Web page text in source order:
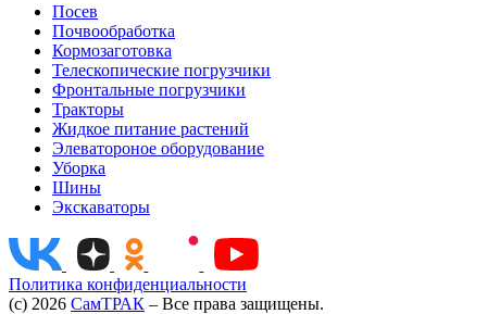
Посев
Почвообработка
Кормозаготовка
Телескопические погрузчики
Фронтальные погрузчики
Тракторы
Жидкое питание растений
Элеватороное оборудование
Уборка
Шины
Экскаваторы
Политика конфиденциальности
(c) 2026 СамТРАК – Все права защищены.